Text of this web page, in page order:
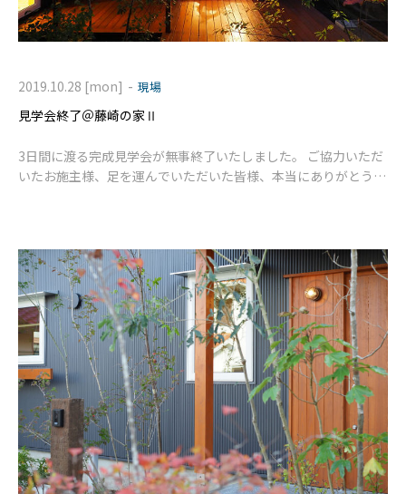
見学会終了＠藤崎の家Ⅱ
2019.10.28 [mon] - 現場
3日間に渡る完成見学会が無事終了いたしました。 ご協力いただ
いたお施主様、足を運んでいただいた皆様、本当にありがとうご